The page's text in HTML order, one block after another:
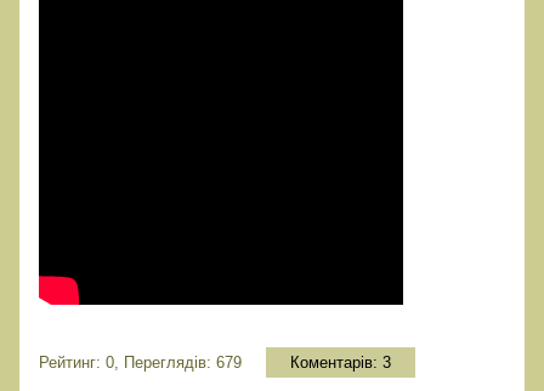
Рейтинг: 0, Переглядів: 679 Коментарів: 3